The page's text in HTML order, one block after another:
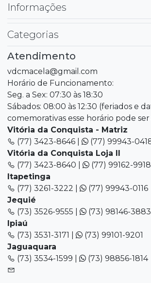
Informações
Categorias
Atendimento
vdcmacela@gmail.com
Horário de Funcionamento:
Seg. a Sex: 07:30 às 18:30
Sábados: 08:00 às 12:30 (feriados e
comemorativas esse horário pode
Vitória da Conquista - Matriz
(77) 3423-8646 |
(77) 99943-
Vitória da Conquista Loja II
(77) 3423-8640 |
(77) 99162-9918
Itapetinga
(77) 3261-3222 |
(77) 99943-0116
Jequié
(73) 3526-9555 |
(73) 98146-3883
Ipiaú
(73) 3531-3171 |
(73) 99101-9201
Jaguaquara
(73) 3534-1599 |
(73) 98856-1814